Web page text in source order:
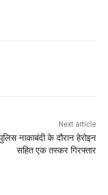
Next article
नाकाबंदी के दौरान हेरोइन
सहित एक तस्कर गिरफ्तार